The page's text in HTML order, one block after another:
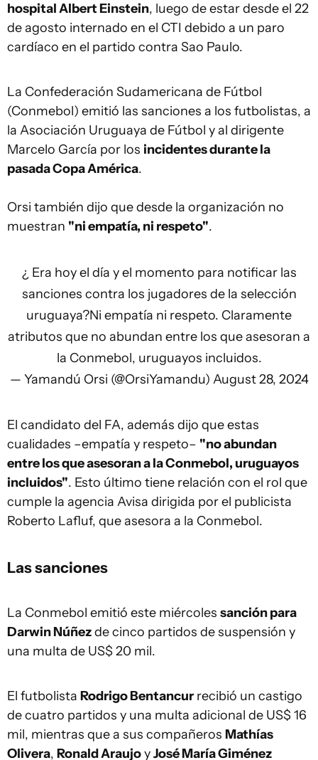
hospital Albert Einstein, luego de estar desde el 22
de agosto internado en el CTI debido a un paro
cardíaco en el partido contra Sao Paulo.
La Confederación Sudamericana de Fútbol
(Conmebol) emitió las sanciones a los futbolistas, a
la Asociación Uruguaya de Fútbol y al dirigente
Marcelo García por los incidentes durante la
pasada Copa América.
Orsi también dijo que desde la organización no
muestran "ni empatía, ni respeto".
¿ Era hoy el día y el momento para notificar las
sanciones contra los jugadores de la selección
uruguaya?Ni empatía ni respeto. Claramente
atributos que no abundan entre los que asesoran a
la Conmebol, uruguayos incluidos.
— Yamandú Orsi (@OrsiYamandu) August 28, 2024
El candidato del FA, además dijo que estas
cualidades –empatía y respeto– "no abundan
entre los que asesoran a la Conmebol, uruguayos
incluidos". Esto último tiene relación con el rol que
cumple la agencia Avisa dirigida por el publicista
Roberto Lafluf, que asesora a la Conmebol.
Las sanciones
La Conmebol emitió este miércoles sanción para
Darwin Núñezde cinco partidos de suspensión y
una multa de US$ 20 mil.
El futbolista Rodrigo Bentancur recibió un castigo
de cuatro partidos y una multa adicional de US$ 16
mil, mientras que a sus compañeros Mathías
Olivera, Ronald AraujoyJosé María Giménez